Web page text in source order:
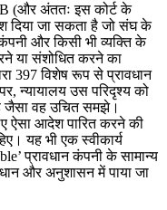
(और अंततः इस कोर्ट के
दिया जा सकता है जो संघ के
और किसी भी व्यक्ति के
या संशोधित करने का
397 विशेष रूप से प्रावधान
न्यायालय उस परिदृश्य को
जैसा वह उचित समझे।
ऐसा आदेश पारित करने की
यह भी एक स्वीकार्य
प्रावधान कंपनी के सामान्य
और अनुशासन में पाया जा